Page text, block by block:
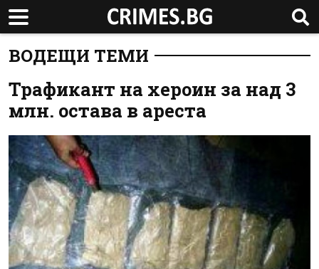
ВОДЕЩИ ТЕМИ
Трафикант на хероин за над 3
млн. остава в ареста